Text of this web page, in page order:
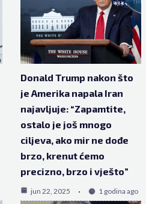
Donald Trump nakon što
je Amerika napala Iran
najavljuje: “Zapamtite,
ostalo je još mnogo
ciljeva, ako mir ne dođe
brzo, krenut ćemo
precizno, brzo i vješto”
jun 22, 2025 1 godina ago